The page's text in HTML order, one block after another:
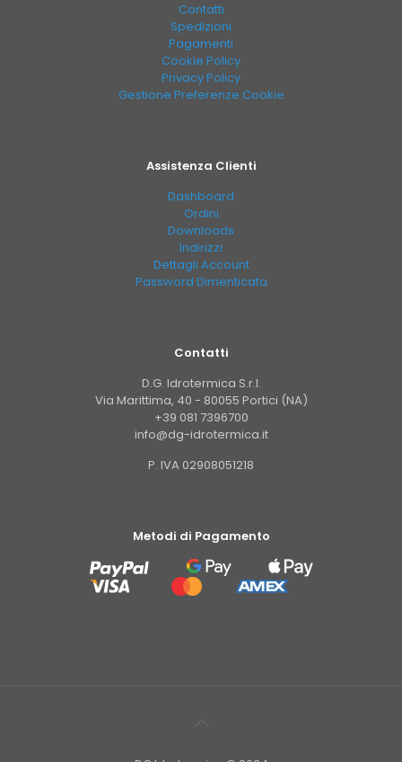
Contatti
Spedizioni
Pagamenti
Cookie Policy
Privacy Policy
Gestione Preferenze Cookie
Assistenza Clienti
Dashboard
Ordini
Downloads
Indirizzi
Dettagli Account
Password Dimenticata
Contatti
D.G. Idrotermica S.r.l.
Via Marittima, 40 - 80055 Portici (NA)
+39 081 7396700
info@dg-idrotermica.it
P. IVA 02908051218
Metodi di Pagamento